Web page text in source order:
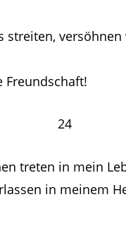
streiten, versöhnen
Freundschaft!
24
treten in mein
in meinem